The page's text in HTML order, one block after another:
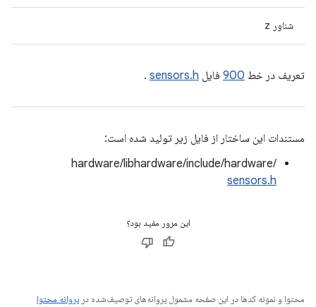
شناور z
تعریف در خط 900 فایل sensors.h
.
مستندات این ساختار از فایل زیر تولید شده است:
hardware/libhardware/include/hardware/
sensors.h
این مرور مفید بود؟
محتوا و نمونه کدها در این صفحه مشمول پروانه‌های توصیف‌شده در پروانه محتوا